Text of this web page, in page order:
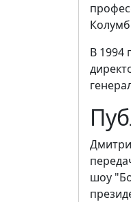
В 1994
шоу